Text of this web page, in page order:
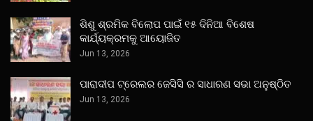
ଶିଶୁ ଶ୍ରମିକ ବିଲୋପ ପାଇଁ ୧୫ ଦିନିଆ ବିଶେଷ
କାର୍ଯ୍ୟକ୍ରମକୁ ଆୟୋଜିତ
Jun 13, 2026
ପାରାଦୀପ ଟ୍ରେଲର ଜେସିସି ର ସାଧାରଣ ସଭା ଅନୁଷ୍ଠିତ
Jun 13, 2026